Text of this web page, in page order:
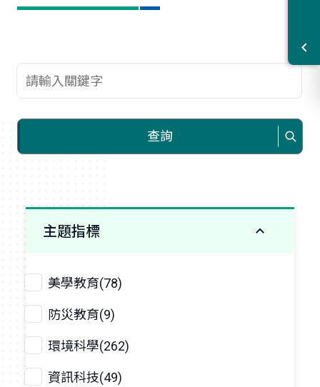
查詢關鍵字
查詢
主題指標
美學教育(78)
防災教育(9)
環境科學(262)
資訊科技(49)